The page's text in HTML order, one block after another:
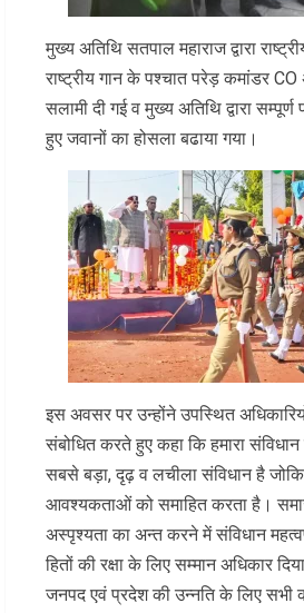
मुख्य अतिथि सतपाल महाराज द्वारा
राष्ट्रीय गान के पश्चात परेड़ कमांडर CO
सलामी दी गई व मुख्य अतिथि द्वारा
हुए जवानों का होसला बढाया गया।
इस अवसर पर उन्होंने उपस्थित
संबोधित करते हुए कहा कि हमारा
सबसे बड़ा, दृढ़ व लचीला संविधान है
आवश्यकताओं को समाहित करता है।
अस्पृश्यता का अन्त करने में संविधान
हितों की रक्षा के लिए सम्मान अधिकार
जनपद एवं प्रदेश की उन्नति के लिए सभी